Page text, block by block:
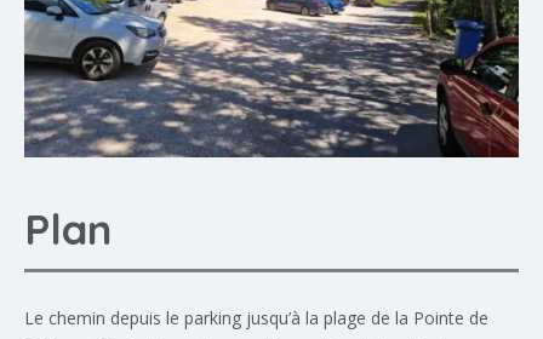
Plan
Le chemin depuis le parking jusqu’à la plage de la Pointe de